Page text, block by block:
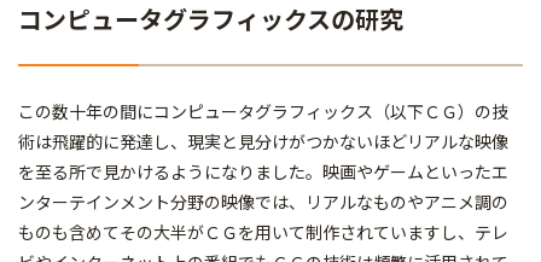
コンピュータグラフィックスの研究
この数十年の間にコンピュータグラフィックス（以下ＣＧ）の技
術は飛躍的に発達し、現実と見分けがつかないほどリアルな映像
を至る所で見かけるようになりました。映画やゲームといったエ
ンターテインメント分野の映像では、リアルなものやアニメ調の
ものも含めてその大半がＣＧを用いて制作されていますし、テレ